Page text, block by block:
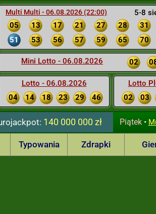
5-8
Multi Multi - 06.08.2026 (22:00)
05 13 17 21 27 28 31
51
53 56 57 59 65 70
Mini Lotto - 06.08.2026 02
Lotto - 06.08.2026
04
14 18 23 29 46
Lotto
02
03
140 000 000 zł Piątek•
Typowania Zdrapki